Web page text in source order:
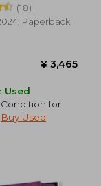
(18)
Paperback,
Used
for
Buy Used